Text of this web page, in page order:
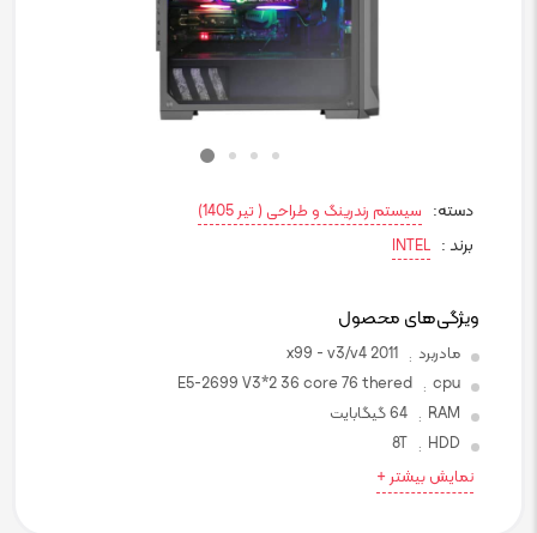
دسته: سیستم رندرینگ و طراحی ( تیر 1405)
برند : INTEL
ویژگی‌های محصول
مادربرد :
x99 - v3/v4 2011
cpu
:
E5-2699 V3*2 36 core 76 thered
RAM
:
64 گیگابایت
HDD
:
8T
نمایش بیشتر +